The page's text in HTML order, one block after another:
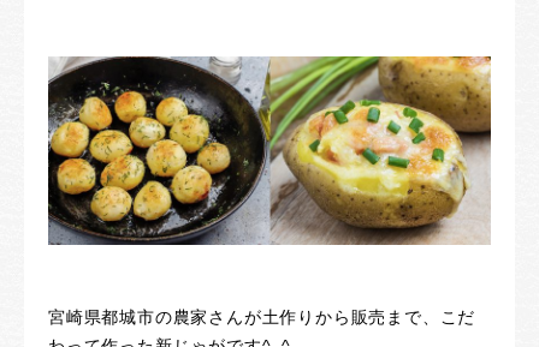
宮崎県都城市の農家さんが土作りから販売まで、こだ